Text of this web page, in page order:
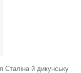
Сталіна й дикунську